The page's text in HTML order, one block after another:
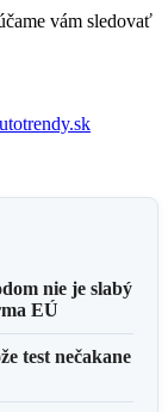
vám sledovať
nie je slabý
EÚ
test nečakane